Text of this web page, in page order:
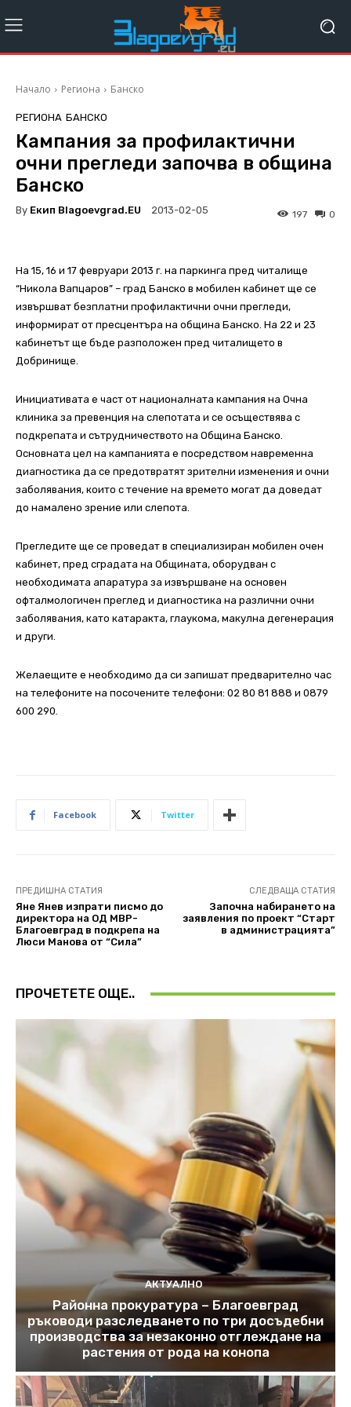
Начало Региона Банско
РЕГИОНА БАНСКО
Кампания за профилактични
очни прегледи започва в община
Банско
By Екип Blagoevgrad.EU 2013-02-05 0
197
На 15, 16 и 17 февруари 2013 г. на паркинга пред читалище
“Никола Вапцаров” – град Банско в мобилен кабинет ще се
извършват безплатни профилактични очни прегледи,
информират от пресцентъра на община Банско. На 22 и 23
кабинетът ще бъде разположен пред читалището в
Добринище.
Инициативата е част от националната кампания на Очна
клиника за превенция на слепотата и се осъществява с
подкрепата и сътрудничеството на Община Банско.
Основната цел на кампанията е посредством навременна
диагностика да се предотвратят зрителни изменения и очни
заболявания, които с течение на времето могат да доведат
до намалено зрение или слепота.
Прегледите ще се проведат в специализиран мобилен очен
кабинет, пред сградата на Общината, оборудван с
необходимата апаратура за извършване на основен
офталмологичен преглед и диагностика на различни очни
заболявания, като катаракта, глаукома, макулна дегенерация
и други.
Желаещите е необходимо да си запишат предварително час
на телефоните на посочените телефони: 02 80 81 888 и 0879
600 290.
Facebook Twitter
ПРЕДИШНА СТАТИЯ
Яне Янев изпрати писмо до
директора на ОД МВР-
Благоевград в подкрепа на
Люси Манова от “Сила”
СЛЕДВАЩА СТАТИЯ
Започна набирането на
заявления по проект “Старт
в администрацията”
ПРОЧЕТЕТЕ ОЩЕ..
АКТУАЛНО
Районна прокуратура – Благоевград
ръководи разследването по три досъдебни
производства за незаконно отглеждане на
растения от рода на конопа